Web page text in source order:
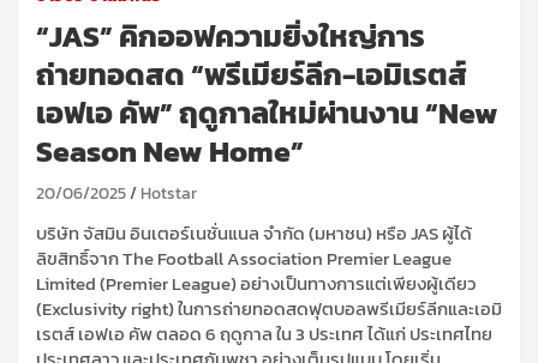
“JAS” คิกออฟความยิ่งใหญ่การ
ถ่ายทอดสด “พรีเมียร์ลีก-เอมิเรตส์
เอฟเอ คัพ” ฤดูกาลใหม่ผ่านงาน “New
Season New Home”
20/06/2025 Hotstar
บริษัท จัสมิน อินเตอร์เนชั่นแนล จำกัด (มหาชน) หรือ JAS ผู้ได้
ลิขสิทธิ์จาก The Football Association Premier League
Limited (Premier League) อย่างเป็นทางการแต่เพียงผู้เดียว
(Exclusivity right) ในการถ่ายทอดสดฟุตบอลพรีเมียร์ลีกและเอมิ
เรตส์ เอฟเอ คัพ ตลอด 6 ฤดูกาล ใน 3 ประเทศ ได้แก่ ประเทศไทย